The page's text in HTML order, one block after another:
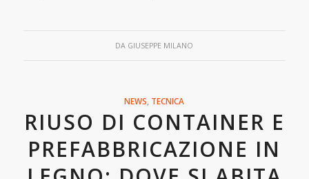
DA GIUSEPPE MILANO
NEWS TECNICA
RIUSO DI CONTAINER E
PREFABBRICAZIONE IN